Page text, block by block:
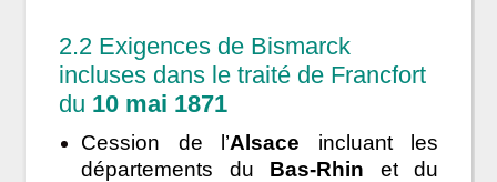
2.2 Exigences de Bismarck
incluses dans le traité de Francfort
du 10 mai 1871
Cession de l’Alsace incluant les
départements du Bas-Rhin et du